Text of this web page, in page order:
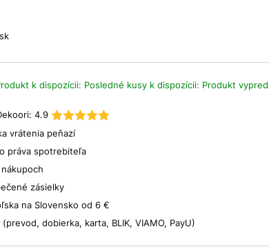
k dispozícii: Posledné kusy k dispozícii: Produkt
4.9
vrátenia peňazí
práva spotrebiteľa
zásielky
na Slovensko od 6 €
dobierka, karta, BLIK, VIAMO, PayU)